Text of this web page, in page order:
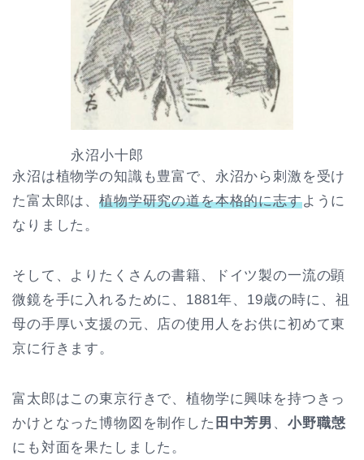
永沼小十郎
永沼は植物学の知識も豊富で、永沼から刺激を受け
た富太郎は、植物学研究の道を本格的に志すように
なりました。
そして、よりたくさんの書籍、ドイツ製の一流の顕
微鏡を手に入れるために、1881年、19歳の時に、祖
母の手厚い支援の元、店の使用人をお供に初めて東
京に行きます。
富太郎はこの東京行きで、植物学に興味を持つきっ
かけとなった博物図を制作した 田中芳男 、 小野職愨
にも対面を果たしました。